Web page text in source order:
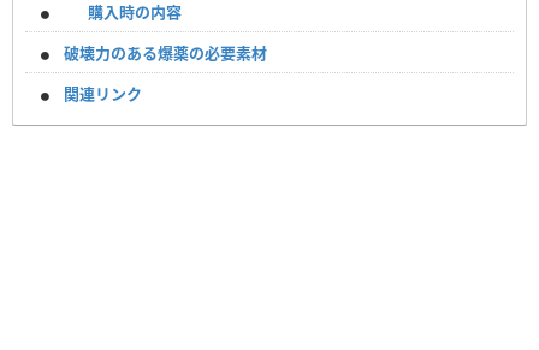
購入時の内容
破壊力のある爆薬の必要素材
関連リンク